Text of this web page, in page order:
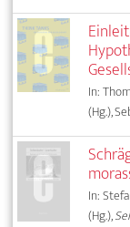
In:
(Hg.),
In:
(Hg.),